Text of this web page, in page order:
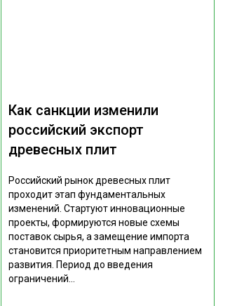
Как санкции изменили
российский экспорт
древесных плит
Российский рынок древесных плит
проходит этап фундаментальных
изменений. Стартуют инновационные
проекты, формируются новые схемы
поставок сырья, а замещение импорта
становится приоритетным направлением
развития. Период до введения
ограничений...